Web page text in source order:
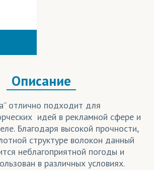
Описание
отлично подходит для
идей в рекламной сфере и
Благодаря высокой прочности,
структуре волокон данный
неблагоприятной погоды и
в различных условиях.